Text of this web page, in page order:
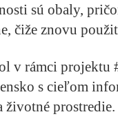
sú obaly,
čiže znovu
v rámci projektu
s cieľom
životné prostredie.